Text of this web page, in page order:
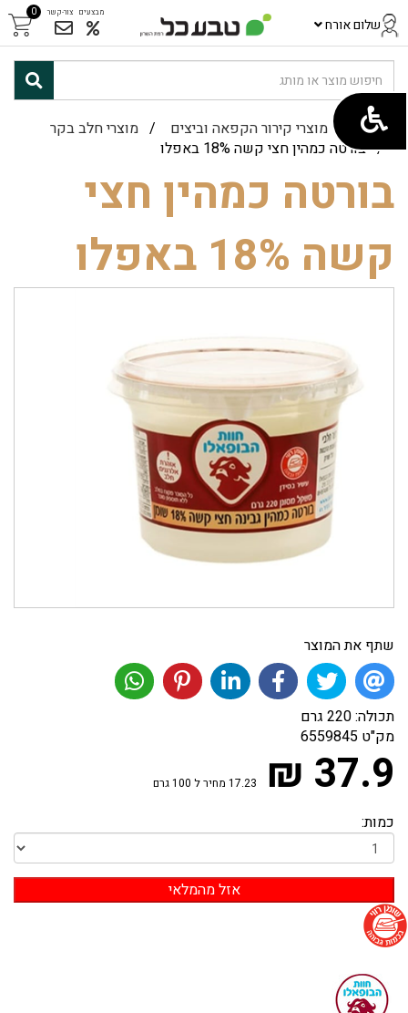
שלום אורח
0 צור-קשר מבצעים
ראשי/ מוצרי קירור הקפאה וביצים / מוצרי חלב בקר
/ בורטה כמהין חצי קשה 18% באפלו
בורטה כמהין חצי
קשה 18% באפלו
שתף את המוצר
תכולה: 220 גרם
מק"ט 6559845
37.9 ₪ 17.23 מחיר ל 100 גרם
כמות: